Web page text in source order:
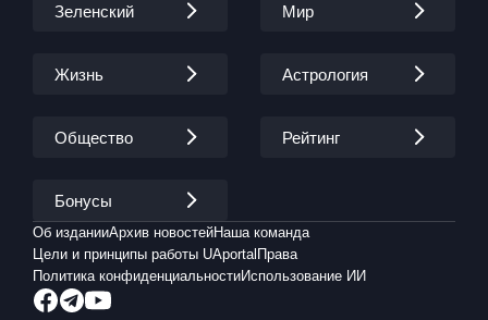
Зеленский Мир
Жизнь Астрология
Общество Рейтинг
Бонусы
Об изданииАрхив новостейНаша команда
Цели и принципы работы UAportal Права
Политика конфиденциальностиИспользование ИИ